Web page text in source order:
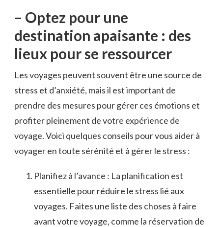
– Optez pour une
destination apaisante : des
lieux pour se ressourcer
Les voyages peuvent ⁣souvent être une source‌ de
stress⁤ et d’anxiété, mais il est important de
prendre ‌des mesures pour gérer​ ces émotions et
⁤profiter pleinement de ⁢votre expérience de
voyage. Voici quelques conseils⁢ pour vous aider à
voyager en toute‍ sérénité ⁤et à gérer le stress :
Planifiez à l’avance : La ​planification⁣ est
essentielle pour réduire le stress⁣ lié​ aux
voyages. Faites une liste des ⁣choses à faire
avant votre voyage, comme la réservation de